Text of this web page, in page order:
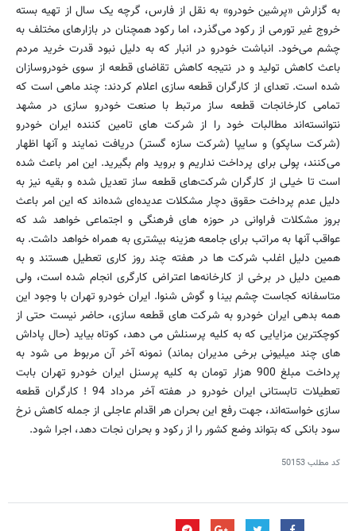
به گزارش «پرشین خودرو» به نقل از فارس، گرچه یک سال از تهیه بسته
خروج غیر تورمی از رکود می‌گذرد، اما رکود همچنان در بازارهای مختلف به
چشم می‌خود. انباشت خودرو در انبار که به دلیل نبود قدرت خرید مردم
باعث کاهش تولید و در نتیجه کاهش تقاضای قطعه از سوی خودروسازان
شده است. تعدای از کارگران قطعه سازی اعلام کردند: چند ماهی است که
تمامی کارخانجات قطعه ساز مرتبط با صنعت خودرو سازی در مشهد
نتوانسته‌اند مطالبات خود را از شرکت های تامین کننده ایران خودرو
(شرکت ساپکو) و سایپا (شرکت سازه گستر) دریافت نمایند و آنها اظهار
می‌کنند، پولی برای پرداخت نداریم و بروید وام بگیرید. این امر باعث شده
است تا خیلی از کارگران شرکت‌های قطعه ساز تعدیل شده و بقیه نیز به
دلیل عدم پرداخت حقوق دچار مشکلات عدیده‌ای شده‌اند که این امر باعث
بروز مشکلات فراوانی در حوزه های فرهنگی و اجتماعی خواهد شد که
عواقب آنها به مراتب برای جامعه هزینه بیشتری به همراه خواهد داشت. به
همین دلیل اغلب شرکت ها در هفته چند روز کاری تعطیل هستند و به
همین دلیل در برخی از کارخانه‌ها اعتراض کارگری انجام شده است، ولی
متاسفانه کجاست چشم بینا و گوش شنوا. ایران خودرو تهران با وجود این
همه بدهی ایران خودرو به شرکت های قطعه سازی، حاضر نیست حتی از
کوچکترین مزایایی که به کلیه پرسنلش می دهد، کوتاه بیاید (حال پاداش
های چند میلیونی برخی مدیران بماند) نمونه آخر آن مربوط می شود به
پرداخت مبلغ 900 هزار تومان به کلیه پرسنل ایران خودرو تهران بابت
تعطیلات تابستانی ایران خودرو در هفته آخر مرداد 94 ! کارگران قطعه
سازی خواسته‌اند، جهت رفع این بحران هر اقدام عاجلی از جمله کاهش نرخ
سود بانکی که بتواند وضع کشور را از رکود و بحران نجات دهد، اجرا شود.
کد مطلب50153